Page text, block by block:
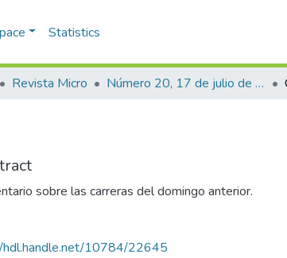
Statistics
Revista Micro Número 20, 17 de julio de 1940
sobre las carreras del domingo anterior.
10784/22645